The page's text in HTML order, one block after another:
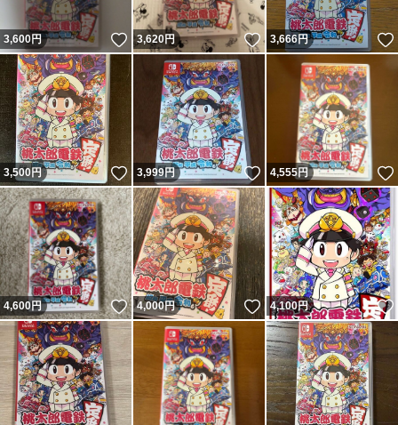
3,600円 いいね！
3,620円 いいね！
3,666円
3,500円 いいね！
3,999円 いいね！
4,555円
4,600円 いいね！
4,000円 いいね！
4,100円